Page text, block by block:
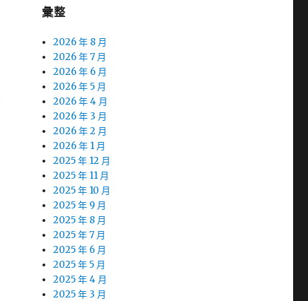
彙整
2026 年 8 月
2026 年 7 月
2026 年 6 月
2026 年 5 月
2026 年 4 月
2026 年 3 月
2026 年 2 月
2026 年 1 月
2025 年 12 月
2025 年 11 月
2025 年 10 月
2025 年 9 月
2025 年 8 月
2025 年 7 月
2025 年 6 月
2025 年 5 月
2025 年 4 月
2025 年 3 月